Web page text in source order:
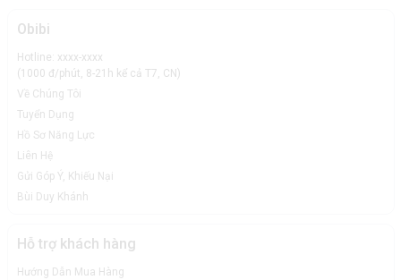
Obibi
Hotline: xxxx-xxxx
(1000 đ/phút, 8-21h kể cả T7, CN)
Về Chúng Tôi
Tuyển Dụng
Hồ Sơ Năng Lực
Liên Hệ
Gửi Góp Ý, Khiếu Nại
Bùi Duy Khánh
Hỗ trợ khách hàng
Hướng Dẫn Mua Hàng